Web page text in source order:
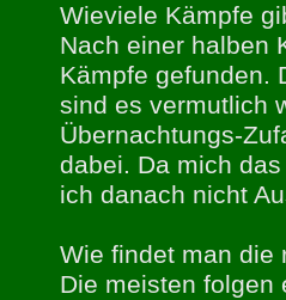
Wieviele Kämpfe
Nach einer halben
Kämpfe gefunden.
sind es vermutlich
Übernachtungs-
dabei. Da mich
ich danach nicht
Wie findet man die
Die meisten folgen